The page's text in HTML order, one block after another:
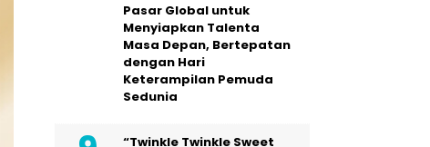
Pasar Global untuk
Menyiapkan Talenta
Masa Depan, Bertepatan
dengan Hari
Keterampilan Pemuda
Sedunia
“Twinkle Twinkle Sweet